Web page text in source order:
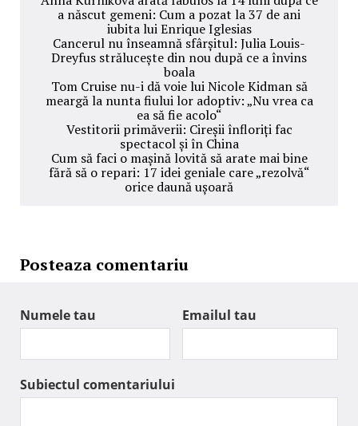
a născut gemeni: Cum a pozat la 37 de ani
iubita lui Enrique Iglesias
Cancerul nu înseamnă sfârșitul: Julia Louis-
Dreyfus strălucește din nou după ce a învins
boala
Tom Cruise nu-i dă voie lui Nicole Kidman să
meargă la nunta fiului lor adoptiv: „Nu vrea ca
ea să fie acolo“
Vestitorii primăverii: Cireșii înfloriți fac
spectacol și în China
Cum să faci o mașină lovită să arate mai bine
fără să o repari: 17 idei geniale care „rezolvă“
orice daună ușoară
Posteaza comentariu
Numele tau Emailul tau
Subiectul comentariului